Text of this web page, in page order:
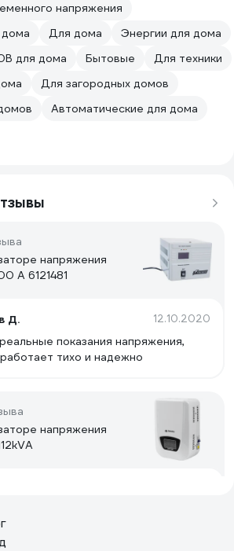
напряжения
Для дома
Энергии для дома
для дома
Бытовые
Для техники
Для загородных домов
Автоматические для дома
напряжения
A 6121481
Д. 12.10.2020
показания напряжения,
тихо и надежно
напряжения
вид, крепление на стену, есть